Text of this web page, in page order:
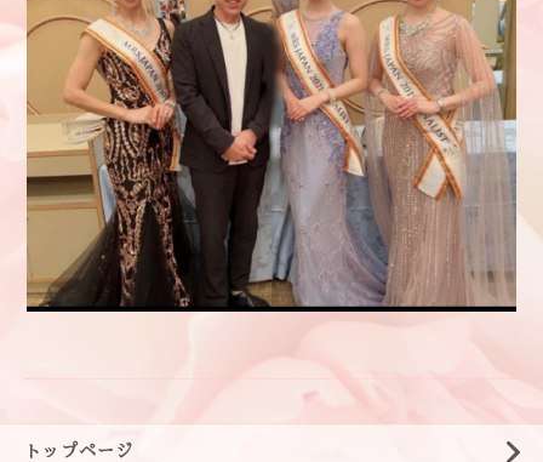
トップページ